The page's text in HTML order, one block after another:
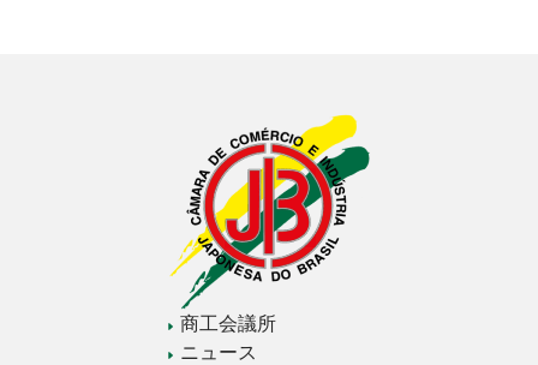
商工会議所
ニュース